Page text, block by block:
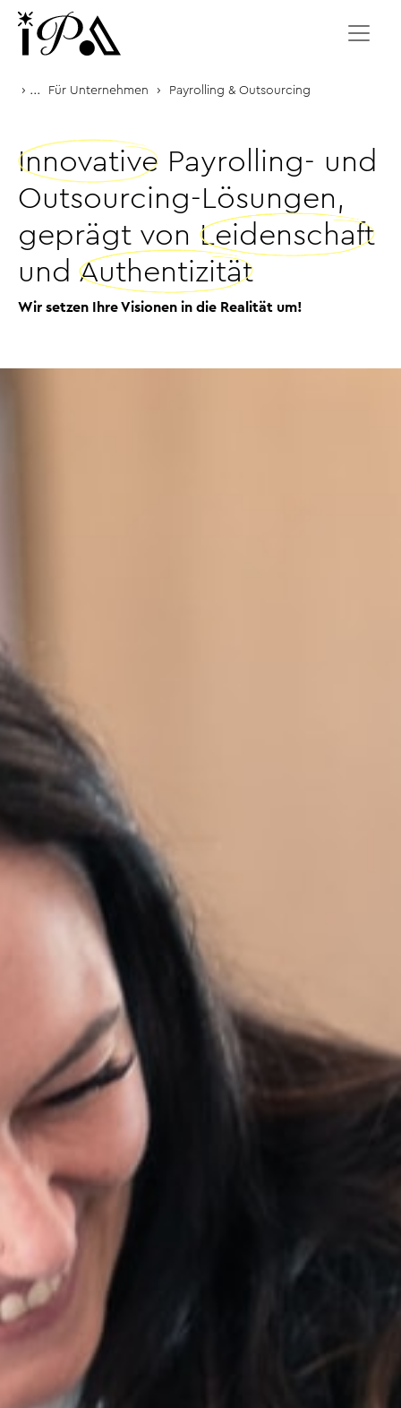
Zum Inhalt springen
› ... Für Unternehmen › Payrolling & Outsourcing
Innovative Payrolling- und
Outsourcing-Lösungen,
geprägt von Leidenschaft
und Authentizität
Wir setzen Ihre Visionen in die Realität um!